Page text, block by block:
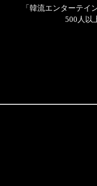
「韓流エンターテイ
500人以